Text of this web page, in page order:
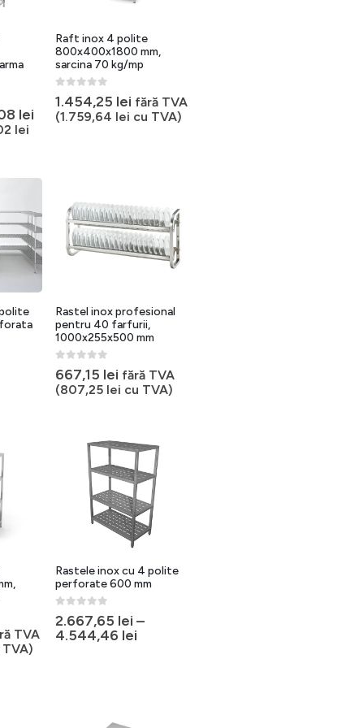
lei Prețul
curent
lei
Raft inox 4 polite
800x400x1800 mm,
sarcina 70 kg/mp
0 out of 5
1.454,25 lei fără TVA
(1.759,64 lei cu TVA)
Rastel inox profesional
pentru 40 farfurii,
1000x255x500 mm
0out of 5
667,15 lei fără TVA
(807,25 lei cu TVA)
TVA
TVA)
Rastele inox cu 4 polite
perforate 600 mm
0out of 5
2.667,65 lei –
4.544,46 lei